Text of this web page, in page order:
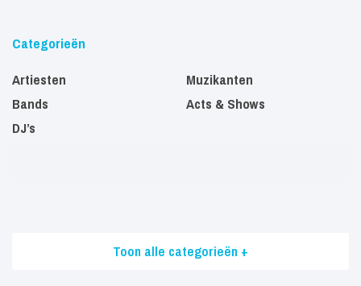
Categorieën
Artiesten
Bands
DJ’s
Muzikanten
Acts & Shows
Toon alle categorieën +